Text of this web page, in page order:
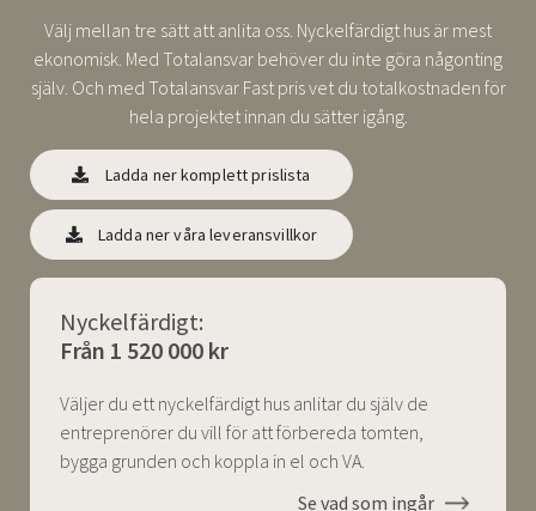
Välj mellan tre sätt att anlita oss. Nyckelfärdigt hus är mest
ekonomisk. Med Totalansvar behöver du inte göra någonting
själv. Och med Totalansvar Fast pris vet du totalkostnaden för
hela projektet innan du sätter igång.
Ladda ner komplett prislista
Ladda ner våra leveransvillkor
Nyckelfärdigt:
Från 1 520 000 kr
Väljer du ett nyckelfärdigt hus anlitar du själv de
entreprenörer du vill för att förbereda tomten,
bygga grunden och koppla in el och VA.
Se vad som ingår